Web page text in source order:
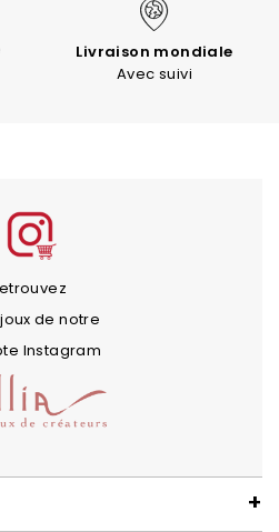
Livraison mondiale
Avec suivi
de notre
Instagram